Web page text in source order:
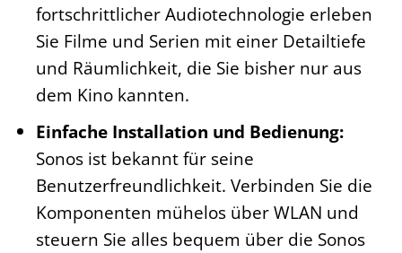
fortschrittlicher Audiotechnologie erleben
Sie Filme und Serien mit einer Detailtiefe
und Räumlichkeit, die Sie bisher nur aus
dem Kino kannten.
Einfache Installation und Bedienung:
Sonos ist bekannt für seine
Benutzerfreundlichkeit. Verbinden Sie die
Komponenten mühelos über WLAN und
steuern Sie alles bequem über die Sonos